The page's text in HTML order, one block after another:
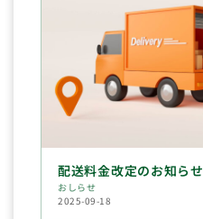
配送料金改定のお知らせ
おしらせ
2025-09-18